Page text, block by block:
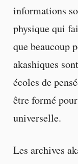
informations
physique qui
que beaucoup
akashiques
écoles de
être formé
universelle.
Les archives